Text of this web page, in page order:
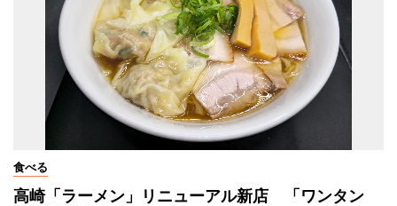
食べる
高崎「ラーメン」リニューアル新店 「ワンタン